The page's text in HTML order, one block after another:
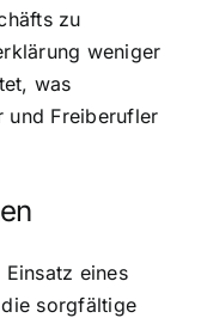
zu
weniger
was
und Freiberufler
eines
sorgfältige